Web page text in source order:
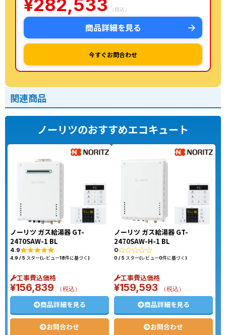
¥282,533 （税込）
商品詳細を見る
今すぐお問合わせ
関連商品
ノーリツのおすすめエコキュート
ノーリツ ガス給湯器 GT-
2470SAW-1 BL
4.9
4.9 / 5 スター(レビュー18件に基づく)
工事費込価格
¥156,839 （税込）
商品詳細を見る
お問合わせ
ノーリツ ガス給湯器 GT-
2470SAW-H-1 BL
0
0 / 5 スター(レビュー0件に基づく)
工事費込価格
¥159,593 （税込）
商品詳細を見る
お問合わせ